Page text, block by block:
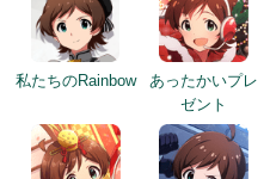
私たちのRainbow
あったかいプレ
ゼント